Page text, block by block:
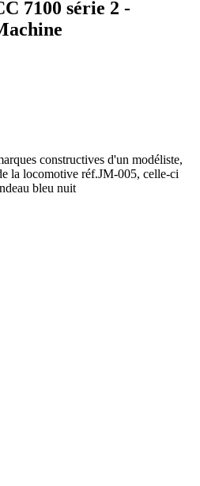
7100 série 2 -
constructives d'un modéliste,
la locomotive réf.JM-005, celle-ci
bleu nuit